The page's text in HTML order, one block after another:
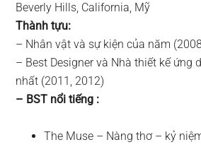
Beverly Hills, California, Mỹ
Thành tựu:
– Nhân vật và sự kiện của năm
– Best Designer và Nhà thiết kế ứng
nhất (2011, 2012)
– BST nổi tiếng :
The Muse – Nàng thơ – kỷ